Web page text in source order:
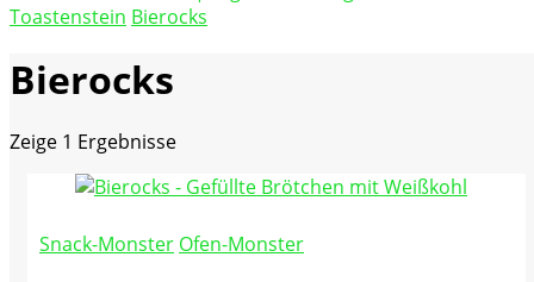
Toastenstein.com
Toastenstein Bierocks
Bierocks
Zeige 1 Ergebnisse
Snack-Monster Ofen-Monster